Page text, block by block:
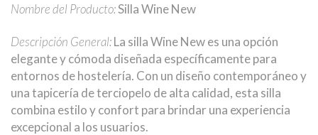
Nombre del Producto:Silla Wine New
Descripción General:La silla Wine New es una opción
elegante y cómoda diseñada específicamente para
entornos de hostelería. Con un diseño contemporáneo y
una tapicería de terciopelo de alta calidad, esta silla
combina estilo y confort para brindar una experiencia
excepcional a los usuarios.